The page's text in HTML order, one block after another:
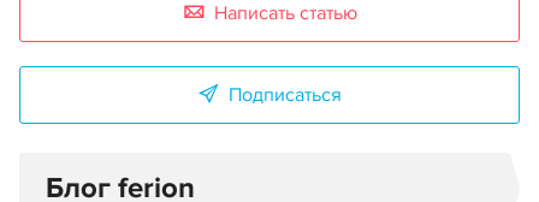
Написать статью
Подписаться
Блог ferion